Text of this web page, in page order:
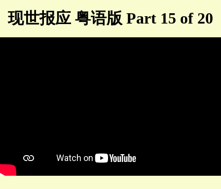
现世报应 粤语版 Part 15 of 20